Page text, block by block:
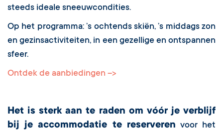
steeds ideale sneeuwcondities.
Op het programma: ’s ochtends skiën, ’s middags zon
en gezinsactiviteiten, in een gezellige en ontspannen
sfeer.
Ontdek de aanbiedingen -->
Het is sterk aan te raden om vóór je verblijf
bij je accommodatie te reserveren voor het